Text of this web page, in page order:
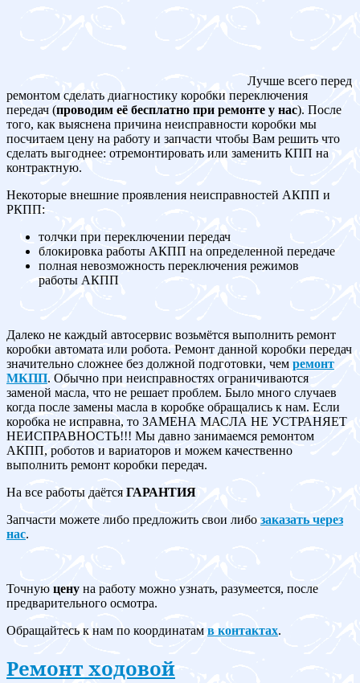
Лучше всего перед
ремонтом сделать диагностику коробки переключения
передач (проводим её бесплатно при ремонте у нас). После
того, как выяснена причина неисправности коробки мы
посчитаем цену на работу и запчасти чтобы Вам решить что
сделать выгоднее: отремонтировать или заменить КПП на
контрактную.
Некоторые внешние проявления неисправностей АКПП и
РКПП:
толчки при переключении передач
блокировка работы АКПП на определенной передаче
полная невозможность переключения режимов
работы АКПП
Далеко не каждый автосервис возьмётся выполнить ремонт
коробки автомата или робота. Ремонт данной коробки передач
значительно сложнее без должной подготовки, чем ремонт
МКПП. Обычно при неисправностях ограничиваются
заменой масла, что не решает проблем. Было много случаев
когда после замены масла в коробке обращались к нам. Если
коробка не исправна, то ЗАМЕНА МАСЛА НЕ УСТРАНЯЕТ
НЕИСПРАВНОСТЬ!!! Мы давно занимаемся ремонтом
АКПП, роботов и вариаторов и можем качественно
выполнить ремонт коробки передач.
На все работы даётсяГАРАНТИЯ
Запчасти можете либо предложить свои либо заказать через
нас.
Точную цену на работу можно узнать, разумеется, после
предварительного осмотра.
Обращайтесь к нам по координатам в контактах.
Ремонт ходовой